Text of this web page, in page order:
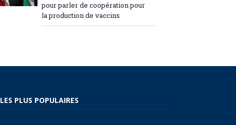
pour parler de coopération pour
la production de vaccins
LES PLUS POPULAIRES